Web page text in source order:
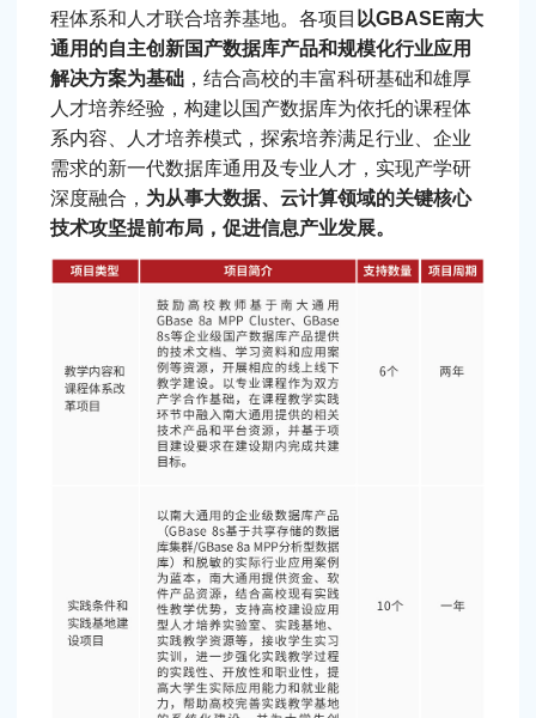
程体系和人才联合培养基地。各项目 以GBASE南大
通用的自主创新国产数据库产品和规模化行业应用
解决方案为基础 ，结合高校的丰富科研基础和雄厚
人才培养经验，构建以国产数据库为依托的课程体
系内容、人才培养模式，探索培养满足行业、企业
需求的新一代数据库通用及专业人才，实现产学研
深度融合， 为从事大数据、云计算领域的关键核心
技术攻坚提前布局，促进信息产业发展。